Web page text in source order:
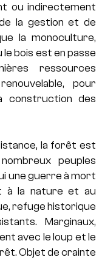
ou indirectement
la gestion et de
la monoculture,
bois est en passe
ressources
pour
construction des
la forêt est
peuples
une guerre à mort
à la nature et au
refuge historique
Marginaux,
avec le loup et le
Objet de crainte